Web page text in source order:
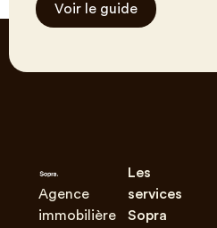
Voir le guide
Agence
immobilière
Les
services
Sopra